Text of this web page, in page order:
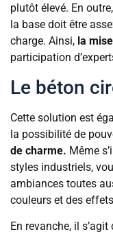
plutôt élevé. En
la base doit être
charge. Ainsi, la
participation
Le béton
Cette solution est
la possibilité de
de charme. Même
styles industriels,
ambiances toutes
couleurs et des
En revanche, il s’agit